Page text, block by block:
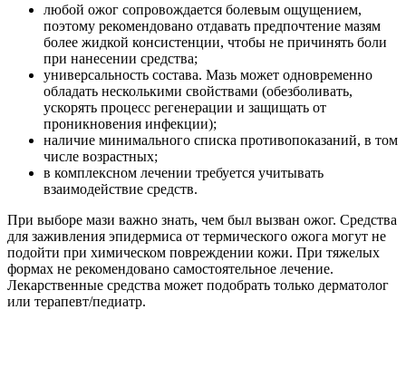
любой ожог сопровождается болевым ощущением,
поэтому рекомендовано отдавать предпочтение мазям
более жидкой консистенции, чтобы не причинять боли
при нанесении средства;
универсальность состава. Мазь может одновременно
обладать несколькими свойствами (обезболивать,
ускорять процесс регенерации и защищать от
проникновения инфекции);
наличие минимального списка противопоказаний, в том
числе возрастных;
в комплексном лечении требуется учитывать
взаимодействие средств.
При выборе мази важно знать, чем был вызван ожог. Средства
для заживления эпидермиса от термического ожога могут не
подойти при химическом повреждении кожи. При тяжелых
формах не рекомендовано самостоятельное лечение.
Лекарственные средства может подобрать только дерматолог
или терапевт/педиатр.